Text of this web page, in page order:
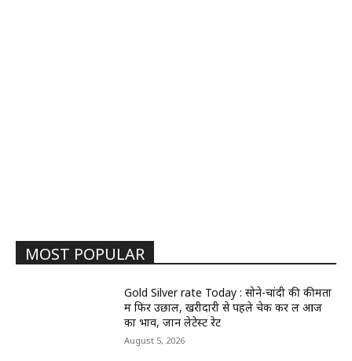
MOST POPULAR
Gold Silver rate Today : सोने-चांदी की कीमतों
में फिर उछाल, खरीदारी से पहले चेक कर लें आज
का भाव, जानें लेटेस्ट रेट
August 5, 2026